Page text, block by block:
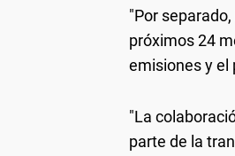
"Por
próximos 24
emisiones y el
"La
parte de la